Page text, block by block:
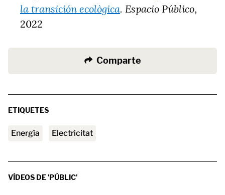
la transición ecològica. Espacio Público,
2022
Comparte
ETIQUETES
energía electricitat
VÍDEOS DE 'PÚBLIC'